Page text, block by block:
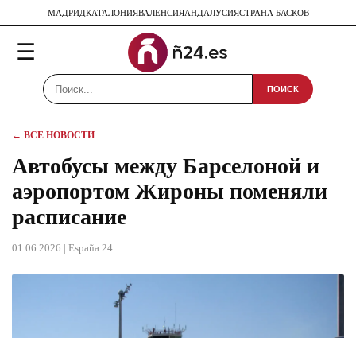
МАДРИДКАТАЛОНИЯВАЛЕНСИЯАНДАЛУСИЯСТРАНА БАСКОВ
☰
ПОИСК
← ВСЕ НОВОСТИ
Автобусы между Барселоной и
аэропортом Жироны поменяли
расписание
01.06.2026 | España 24